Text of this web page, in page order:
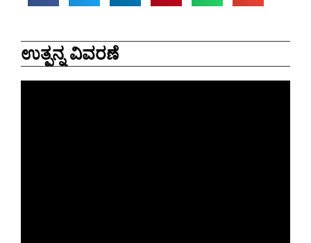
ಉತ್ಪನ್ನ ವಿವರಣೆ